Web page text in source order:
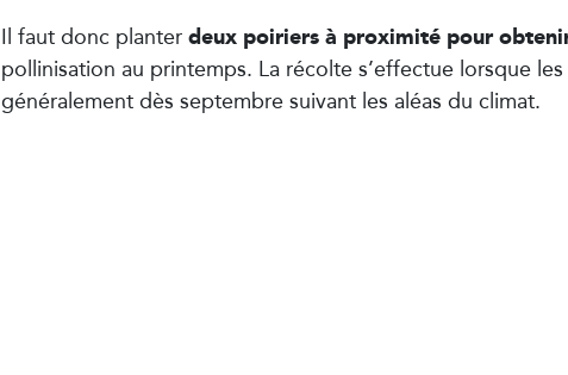
Il faut donc planterdeux poiriers à proximité pour
pollinisation au printemps. La récolte s’effectue lorsque
généralement dès septembre suivant les aléas du climat.